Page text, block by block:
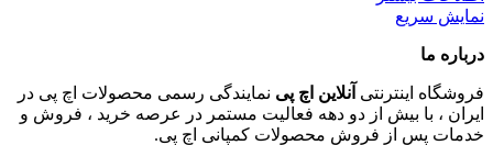
نمایش سریع
درباره ما
فروشگاه اینترنتی آنلاین اچ پی نمایندگی رسمی محصولات اچ پی در
ایران ، با بیش از دو دهه فعالیت مستمر در عرصه خرید ، فروش و
خدمات پس از فروش محصولات کمپانی اچ پی.